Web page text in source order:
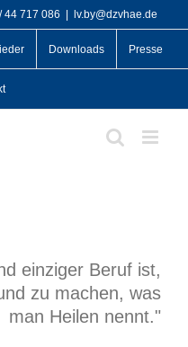
44 717 086 lv.by@dzvhae.de
Downloads Presse
einziger Beruf ist,
zu machen, was
man Heilen nennt."